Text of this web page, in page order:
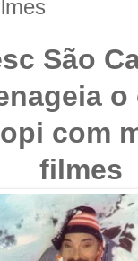
São
o
com
filmes